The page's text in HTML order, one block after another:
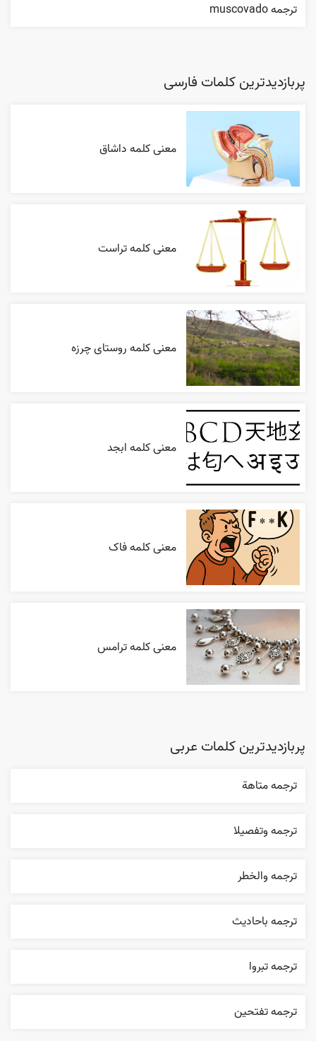
ترجمه muscovado
پربازدیدترین کلمات فارسی
معنی کلمه داشاق
معنی کلمه تراست
معنی کلمه روستای چرزه
معنی کلمه ابجد
معنی کلمه فاک
معنی کلمه ترامس
پربازدیدترین کلمات عربی
ترجمه متاهة
ترجمه وتفصيلا
ترجمه والخطر
ترجمه باحاديث
ترجمه تبروا
ترجمه تفتحين